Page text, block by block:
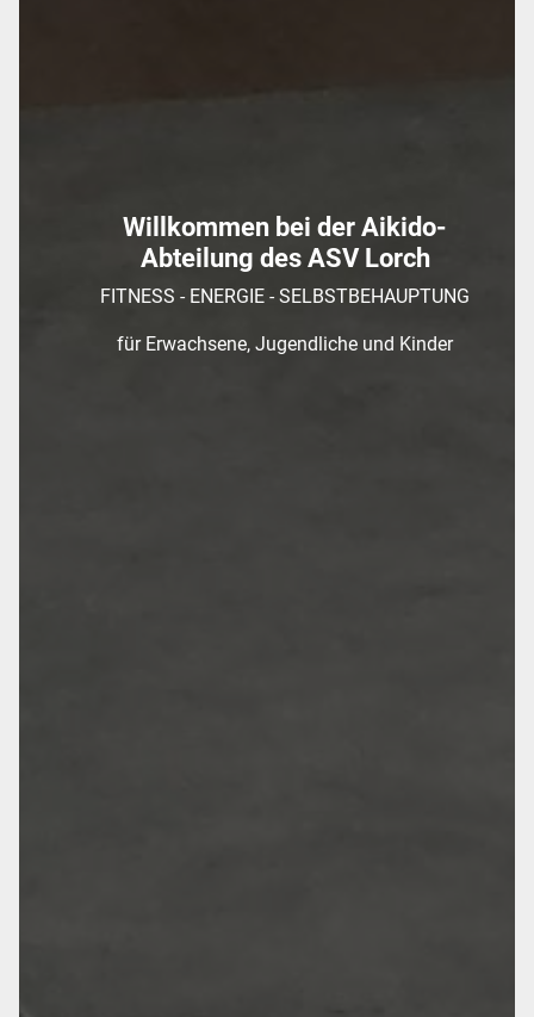
Willkommen bei der Aikido-
Abteilung des ASV Lorch
FITNESS - ENERGIE - SELBSTBEHAUPTUNG
für Erwachsene, Jugendliche und Kinder